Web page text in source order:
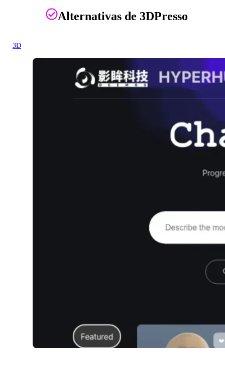
Alternativas de 3DPresso
3D